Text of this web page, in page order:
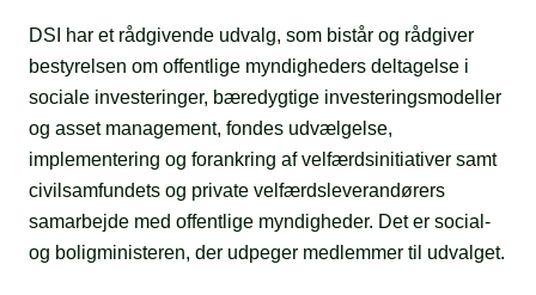
DSI har et rådgivende udvalg, som bistår og rådgiver
bestyrelsen om offentlige myndigheders deltagelse i
sociale investeringer, bæredygtige investeringsmodeller
og asset management, fondes udvælgelse,
implementering og forankring af velfærdsinitiativer samt
civilsamfundets og private velfærdsleverandørers
samarbejde med offentlige myndigheder. Det er social-
og boligministeren, der udpeger medlemmer til udvalget.